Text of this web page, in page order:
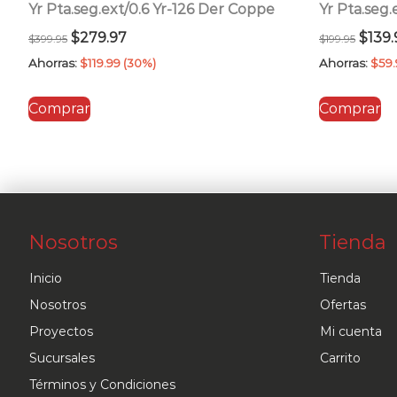
Yr Pta.seg.ext/0.6 Yr-126 Der Coppe
$399.95 El
precio
era:
$279.97El
precio
Ahorras: $119.99 (30%)
Comprar
Yr
$199.95 El
era:
$
Ahorras: $
Comprar
Nosotros
Inicio
Nosotros
Proyectos
Sucursales
Términos y Condiciones
Tienda
Tienda
Ofertas
Mi cuenta
Carrito